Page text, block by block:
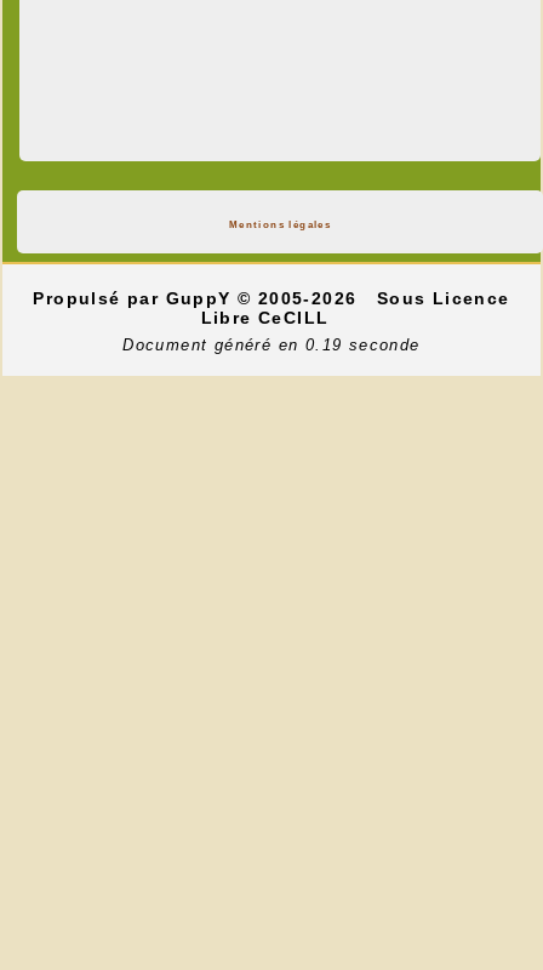
Mentions légales
Propulsé par GuppY© 2005-2026
Sous Licence
Libre CeCILL
Document généré en 0.19 seconde